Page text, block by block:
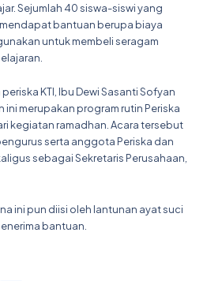
Sejumlah 40 siswa-siswi yang
bantuan berupa biaya
untuk membeli seragam
KTI, Ibu Dewi Sasanti Sofyan
ini merupakan program rutin Periska
kegiatan ramadhan. Acara tersebut
serta anggota Periska dan
sebagai Sekretaris Perusahaan,
ini pun diisi oleh lantunan ayat suci
bantuan.